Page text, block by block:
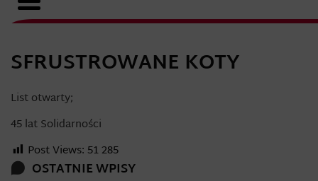
SFRUSTROWANE KOTY
List otwarty;
45 lat Solidarności
Post Views: 51 285
OSTATNIE WPISY